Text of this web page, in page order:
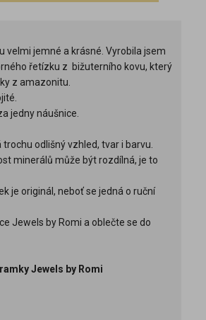
velmi jemné a krásné. Vyrobila jsem
řetízku z bižuterního kovu, který
z amazonitu.
jedny náušnice.
odlišný vzhled, tvar i barvu.
minerálů může být rozdílná, je to
je originál, neboť se jedná o ruční
Jewels by Romi a oblečte se do
Jewels by Romi